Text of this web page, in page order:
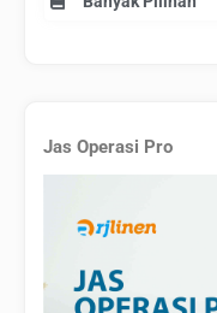
Jas Operasi Pro